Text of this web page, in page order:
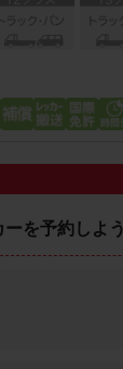
ーを予約しよう